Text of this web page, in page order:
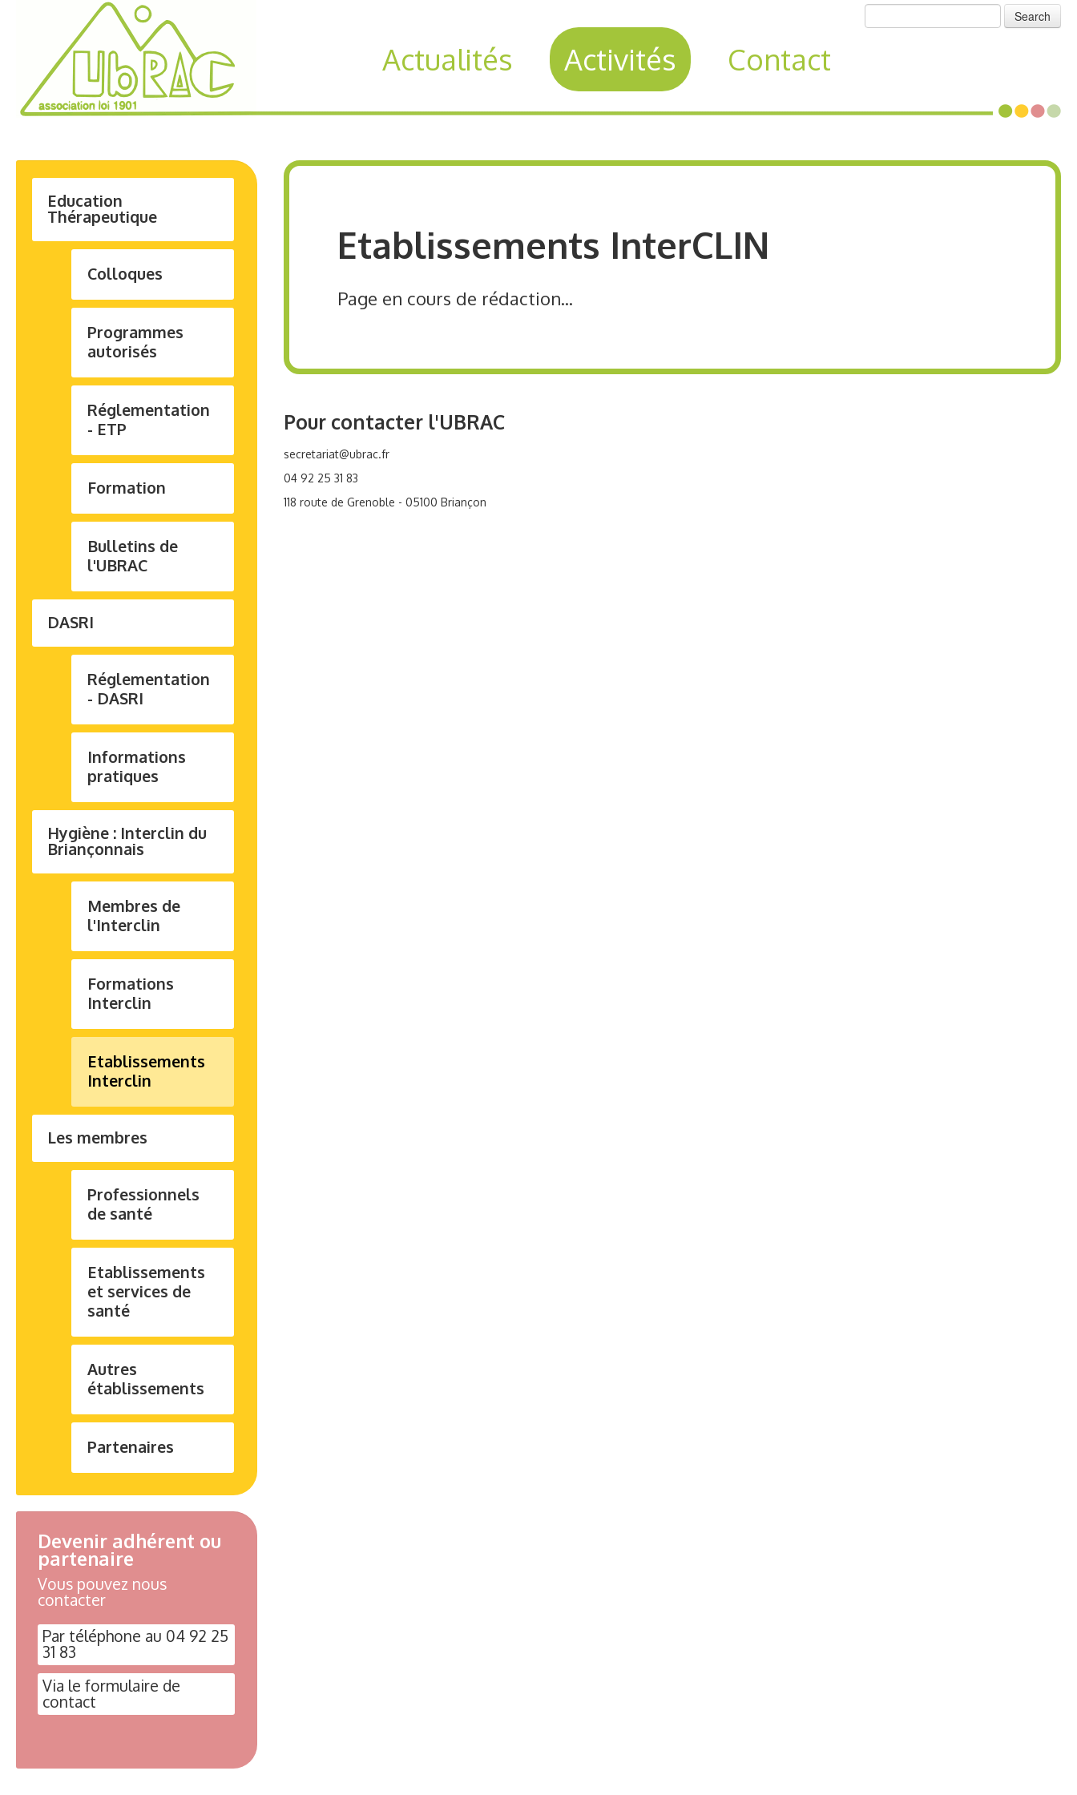
Search
Actualités Activités Contact
Education
Thérapeutique
Colloques
Programmes
autorisés
Réglementation
- ETP
Formation
Bulletins de
l'UBRAC
DASRI
Réglementation
- DASRI
Informations
pratiques
Hygiène : Interclin du
Briançonnais
Membres de
l'Interclin
Formations
Interclin
Etablissements
Interclin
Les membres
Professionnels
de santé
Etablissements
et services de
santé
Autres
établissements
Partenaires
Devenir adhérent ou
partenaire
Vous pouvez nous
contacter
Par téléphone au 04 92 25
31 83
Via le formulaire de
contact
Etablissements InterCLIN
Page en cours de rédaction...
Pour contacter l'UBRAC
secretariat@ubrac.fr
04 92 25 31 83
118 route de Grenoble - 05100 Briançon